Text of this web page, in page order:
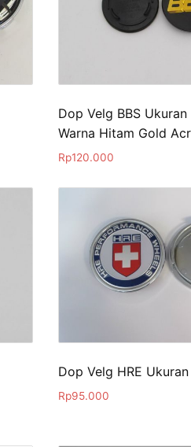
Dop Velg BBS Ukuran
Warna Hitam Gold
Rp120.000
Dop Velg HRE
Rp95.000